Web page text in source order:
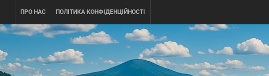
content
ПРО НАС ПОЛІТИКА КОНФІДЕНЦІЙНОСТІ